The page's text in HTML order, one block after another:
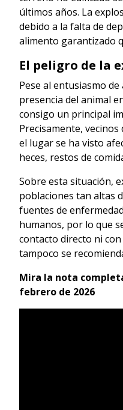
últimos años. La
debido a la falta de
alimento garantizado
El peligro de la
Pese al entusiasmo
presencia del animal
consigo un principal
Precisamente,
el lugar se ha visto
heces, restos de
Sobre esta situación,
poblaciones tan altas
fuentes de
humanos, por lo que
contacto directo ni
tampoco se
Mira la nota
febrero de 2026